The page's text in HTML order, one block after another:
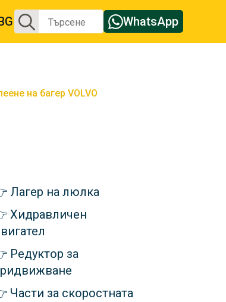
Търсене
за:
WhatsApp
на багер VOLVO
Лагер на люлка
Хидравличен
Редуктор за
Части за скоростната